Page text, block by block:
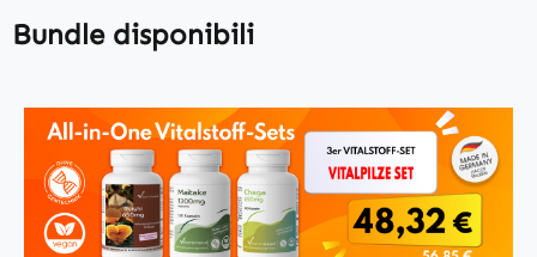
Bundle disponibili